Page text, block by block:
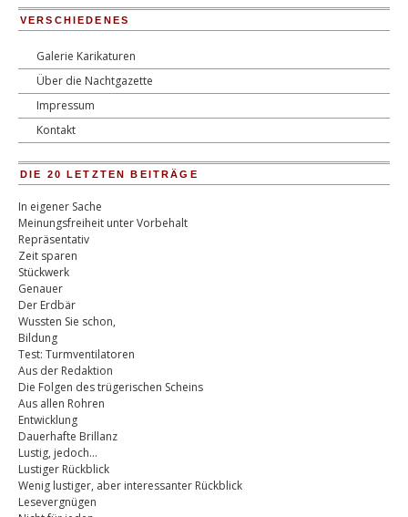
VERSCHIEDENES
Galerie Karikaturen
Über die Nachtgazette
Impressum
Kontakt
DIE 20 LETZTEN BEITRÄGE
In eigener Sache
Meinungsfreiheit unter Vorbehalt
Repräsentativ
Zeit sparen
Stückwerk
Genauer
Der Erdbär
Wussten Sie schon,
Bildung
Test: Turmventilatoren
Aus der Redaktion
Die Folgen des trügerischen Scheins
Aus allen Rohren
Entwicklung
Dauerhafte Brillanz
Lustig, jedoch…
Lustiger Rückblick
Wenig lustiger, aber interessanter Rückblick
Lesevergnügen